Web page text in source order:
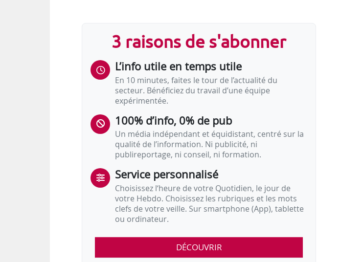
3 raisons de s'abonner
L’info utile en temps utile
En 10 minutes, faites le tour de l’actualité du
secteur. Bénéficiez du travail d’une équipe
expérimentée.
100% d’info, 0% de pub
Un média indépendant et équidistant, centré sur la
qualité de l’information. Ni publicité, ni
publireportage, ni conseil, ni formation.
Service personnalisé
Choisissez l‘heure de votre Quotidien, le jour de
votre Hebdo. Choisissez les rubriques et les mots
clefs de votre veille. Sur smartphone (App), tablette
ou ordinateur.
DÉCOUVRIR